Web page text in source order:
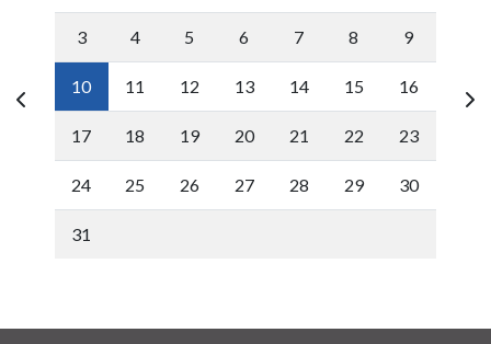
3 4 5 6 7 8 9
10 11 12 13 14 15 16
17 18 19 20 21 22 23
24 25 26 27 28 29 30
31